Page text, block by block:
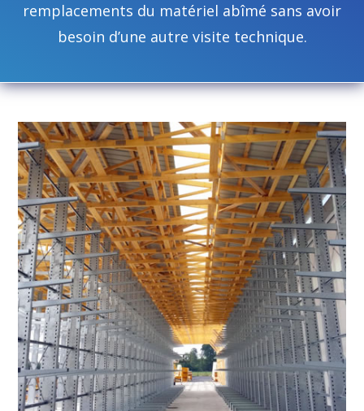
remplacements du matériel abîmé sans avoir
besoin d’une autre visite technique.